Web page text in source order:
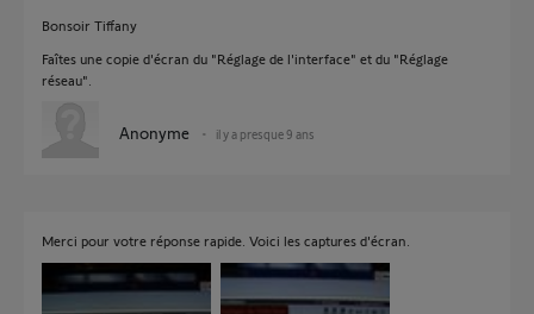
Bonsoir Tiffany
Faîtes une copie d'écran du "Réglage de l'interface" et du "Réglage
réseau".
Anonyme il y a presque 9 ans
Merci pour votre réponse rapide. Voici les captures d'écran.